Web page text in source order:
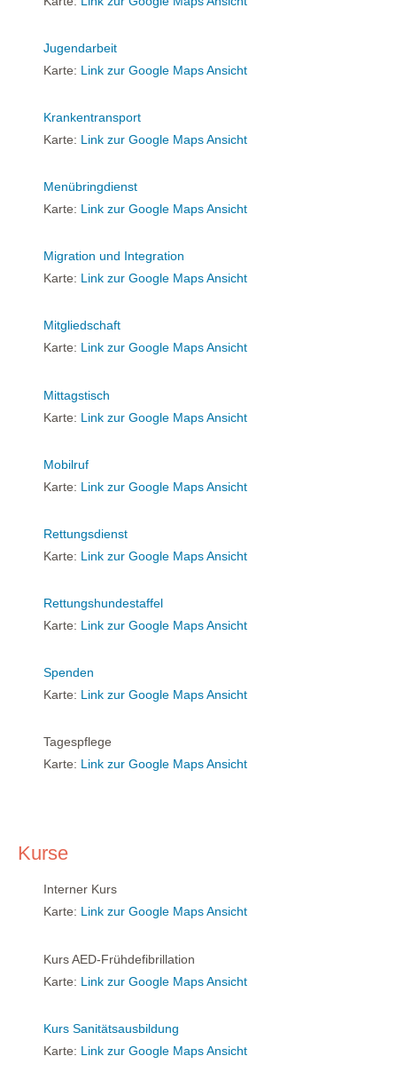
Jugendarbeit
Karte: Link zur Google Maps Ansicht
Krankentransport
Karte: Link zur Google Maps Ansicht
Menübringdienst
Karte: Link zur Google Maps Ansicht
Migration und Integration
Karte: Link zur Google Maps Ansicht
Mitgliedschaft
Karte: Link zur Google Maps Ansicht
Mittagstisch
Karte: Link zur Google Maps Ansicht
Mobilruf
Karte: Link zur Google Maps Ansicht
Rettungsdienst
Karte: Link zur Google Maps Ansicht
Rettungshundestaffel
Karte: Link zur Google Maps Ansicht
Spenden
Karte: Link zur Google Maps Ansicht
Tagespflege
Karte: Link zur Google Maps Ansicht
Kurse
Interner Kurs
Karte: Link zur Google Maps Ansicht
Kurs AED-Frühdefibrillation
Karte: Link zur Google Maps Ansicht
Kurs Sanitätsausbildung
Karte: Link zur Google Maps Ansicht